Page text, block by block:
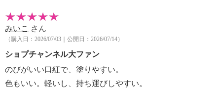
みいこ さん
（購入日：2026/07/03｜公開日：2026/07/14）
ショプチャンネル大ファン
のびがいい口紅で、塗りやすい。
色もいい。軽いし、持ち運びしやすい。